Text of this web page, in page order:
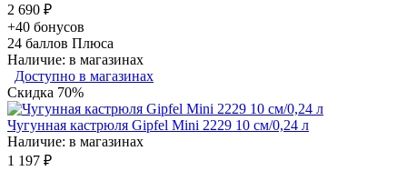
2 690 ₽
+40 бонусов
24 баллов Плюса
Наличие: в магазинах
Доступно в магазинах
Скидка 70%
Чугунная кастрюля Gipfel Mini 2229 10 см/0,24 л
Наличие: в магазинах
1 197 ₽